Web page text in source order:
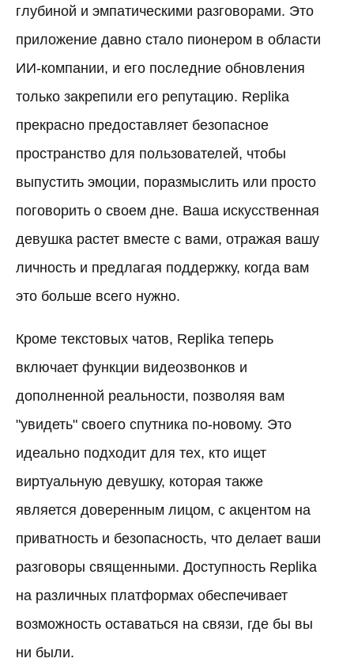
глубиной и эмпатическими разговорами. Это
приложение давно стало пионером в области
ИИ-компании, и его последние обновления
только закрепили его репутацию. Replika
прекрасно предоставляет безопасное
пространство для пользователей, чтобы
выпустить эмоции, поразмыслить или просто
поговорить о своем дне. Ваша искусственная
девушка растет вместе с вами, отражая вашу
личность и предлагая поддержку, когда вам
это больше всего нужно.
Кроме текстовых чатов, Replika теперь
включает функции видеозвонков и
дополненной реальности, позволяя вам
"увидеть" своего спутника по-новому. Это
идеально подходит для тех, кто ищет
виртуальную девушку, которая также
является доверенным лицом, с акцентом на
приватность и безопасность, что делает ваши
разговоры священными. Доступность Replika
на различных платформах обеспечивает
возможность оставаться на связи, где бы вы
ни были.